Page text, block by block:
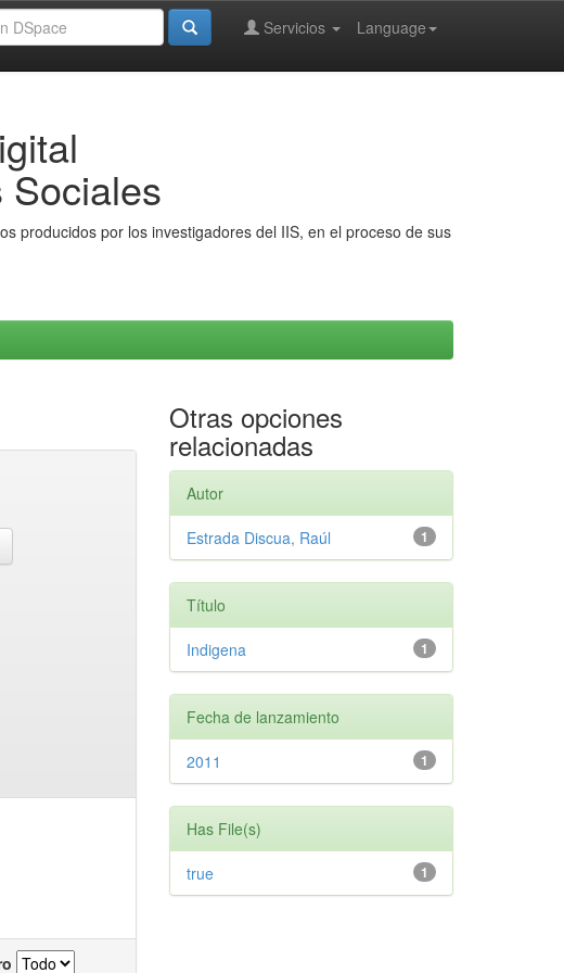
Language
Servicios
Sociales
producidos por los investigadores del IIS, en el proceso de sus
Otras opciones
relacionadas
Autor
1
Estrada Discua, Raúl
Título
1
Indigena
Fecha de lanzamiento
1
2011
Has File(s)
1
true